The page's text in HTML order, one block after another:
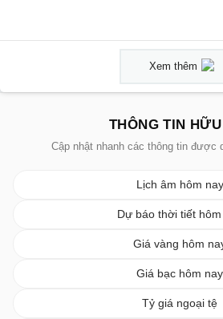
Xem thêm
THÔNG TIN
Cập nhật nhanh các thông tin được
Lịch âm hôm nay
Dự báo thời tiết
Giá vàng hôm
Giá bạc hôm nay
Tỷ giá ngoại tệ